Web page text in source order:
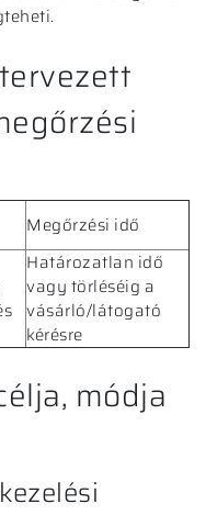
Megőrzési idő
Határozatlan idő
vagy törléséig a
vásárló/látogató
kérésre
módja